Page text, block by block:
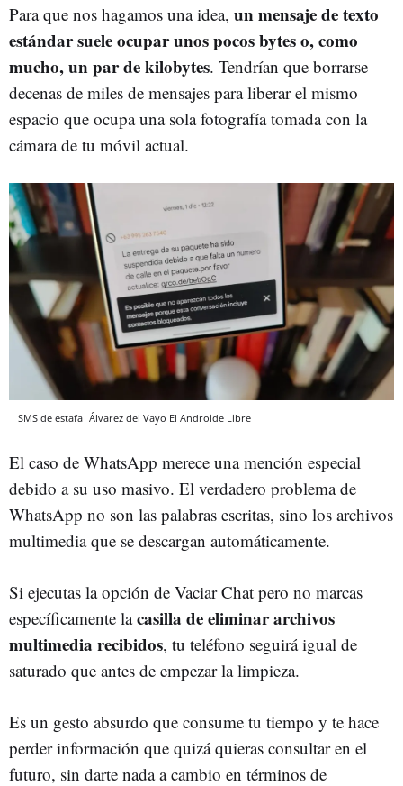
Para que nos hagamos una idea, un mensaje de texto
estándar suele ocupar unos pocos bytes o, como
mucho, un par de kilobytes. Tendrían que borrarse
decenas de miles de mensajes para liberar el mismo
espacio que ocupa una sola fotografía tomada con la
cámara de tu móvil actual.
SMS de estafa Álvarez del Vayo El Androide Libre
El caso de WhatsApp merece una mención especial
debido a su uso masivo. El verdadero problema de
WhatsApp no son las palabras escritas, sino los archivos
multimedia que se descargan automáticamente.
Si ejecutas la opción de Vaciar Chat pero no marcas
específicamente lacasilla de eliminar archivos
multimedia recibidos, tu teléfono seguirá igual de
saturado que antes de empezar la limpieza.
Es un gesto absurdo que consume tu tiempo y te hace
perder información que quizá quieras consultar en el
futuro, sin darte nada a cambio en términos de